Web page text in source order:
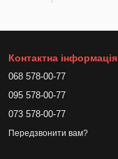
Контактна інформація
068 578-00-77
095 578-00-77
073 578-00-77
Передзвонити вам?